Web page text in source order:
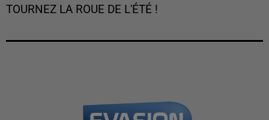
TOURNEZ LA ROUE DE L'ÉTÉ !